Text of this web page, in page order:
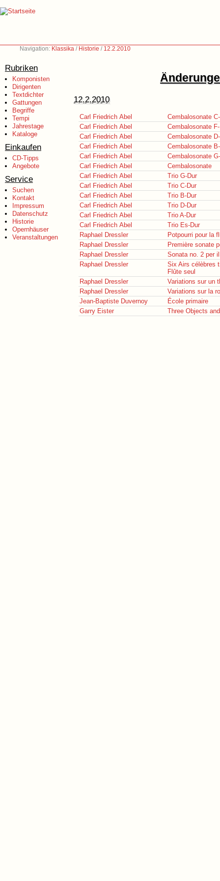
Navigation: Klassika / Historie / 12.2.2010
Rubriken
Komponisten
Dirigenten
Textdichter
Gattungen
Begriffe
Tempi
Jahrestage
Kataloge
Einkaufen
CD-Tipps
Angebote
Service
Suchen
Kontakt
Impressum
Datenschutz
Historie
Opernhäuser
Veranstaltungen
12.2.2010
Carl Friedrich Abel
Cembalosonate
Carl Friedrich Abel
Cembalosonate
Carl Friedrich Abel
Cembalosonate
Carl Friedrich Abel
Cembalosonate
Carl Friedrich Abel
Cembalosonate
Carl Friedrich Abel
Cembalosonate
Carl Friedrich Abel
Trio G-Dur
Carl Friedrich Abel
Trio C-Dur
Carl Friedrich Abel
Trio B-Dur
Carl Friedrich Abel
Trio D-Dur
Carl Friedrich Abel
Trio A-Dur
Carl Friedrich Abel
Trio Es-Dur
Raphael Dressler
Potpourri pour la
Raphael Dressler
Première sonate
Raphael Dressler
Sonata no. 2 per
Raphael Dressler
Six Airs célèbres
Flûte seul
Raphael Dressler
Variations sur un
Raphael Dressler
Variations sur la
Jean-Baptiste Duvernoy
École primaire
Garry Eister
Three Objects